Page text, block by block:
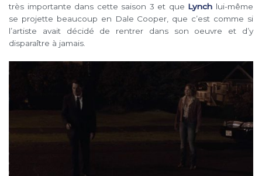
très importante dans cette saison 3 et que Lynch lui-même
se projette beaucoup en Dale Cooper, que c’est comme si
l’artiste avait décidé de rentrer dans son oeuvre et d’y
disparaître à jamais.